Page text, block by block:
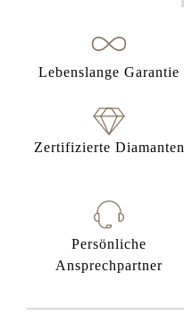
Lebenslange Garantie
Zertifizierte Diamanten
Persönliche
Ansprechpartner